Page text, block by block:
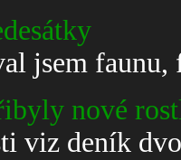
jsem faunu,
nové
viz deník